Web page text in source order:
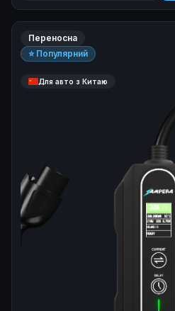
Переносна
⭐ Популярний
Для авто з Китаю